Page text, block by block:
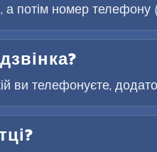
потім номер телефону
ви телефонуєте,